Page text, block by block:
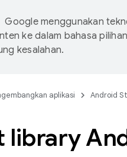
Google menggunakan
ke dalam bahasa
kesalahan.
aplikasi Android
library